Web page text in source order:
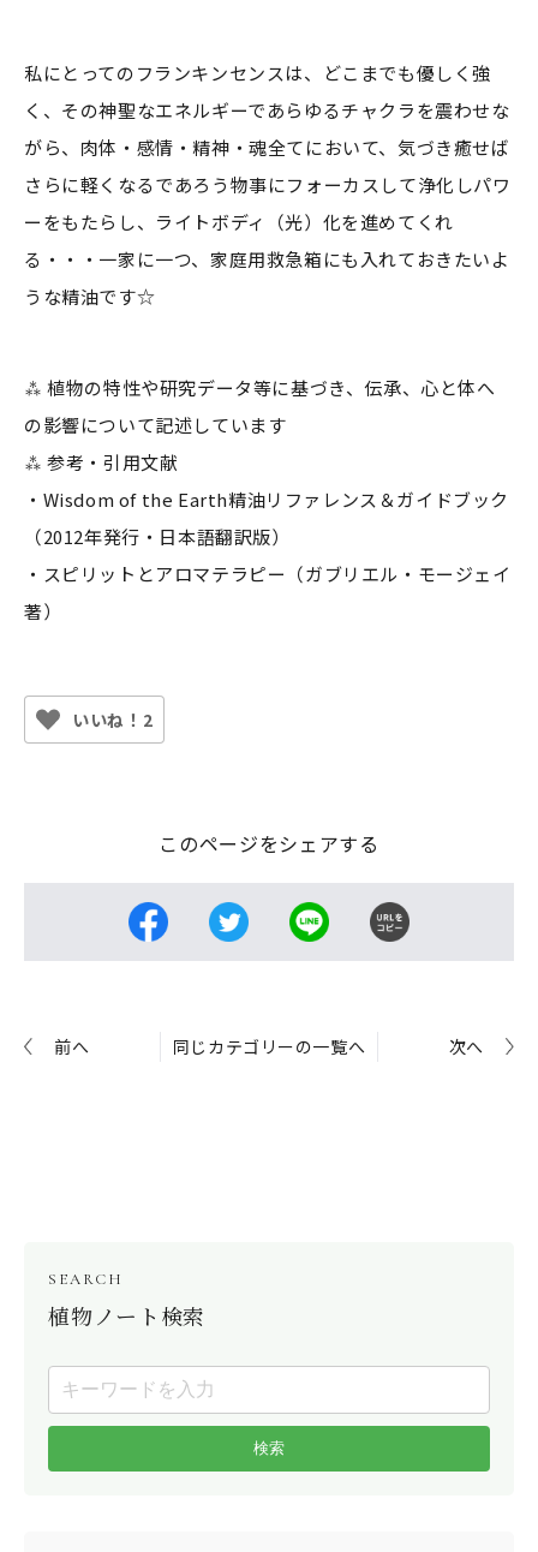
私にとってのフランキンセンスは、どこまでも優しく強
く、その神聖なエネルギーであらゆるチャクラを震わせな
がら、肉体・感情・精神・魂全てにおいて、気づき癒せば
さらに軽くなるであろう物事にフォーカスして浄化しパワ
ーをもたらし、ライトボディ（光）化を進めてくれ
る・・・一家に一つ、家庭用救急箱にも入れておきたいよ
うな精油です☆
⁂ 植物の特性や研究データ等に基づき、伝承、心と体へ
の影響について記述しています
⁂ 参考・引用文献
・Wisdom of the Earth精油リファレンス＆ガイドブック
（2012年発行・日本語翻訳版）
・スピリットとアロマテラピー（ガブリエル・モージェイ
著）
いいね！2
このページをシェアする
前へ 同じカテゴリーの一覧へ 次へ
SEARCH
植物ノート検索
検索